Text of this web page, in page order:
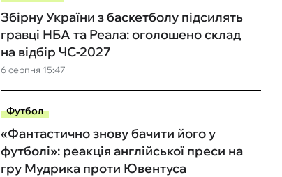
6 серпня 15:47
Збірну України з баскетболу підсилять
гравці НБА та Реала: оголошено склад
на відбір ЧС-2027
Футбол
«Фантастично знову бачити його у
футболі»: реакція англійської преси на
гру Мудрика проти Ювентуса